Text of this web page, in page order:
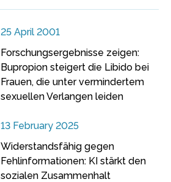
25 April 2001
Forschungsergebnisse zeigen:
Bupropion steigert die Libido bei
Frauen, die unter vermindertem
sexuellen Verlangen leiden
13 February 2025
Widerstandsfähig gegen
Fehlinformationen: KI stärkt den
sozialen Zusammenhalt